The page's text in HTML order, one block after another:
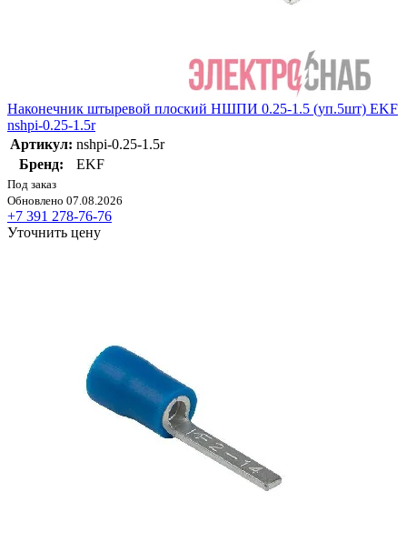
Наконечник штыревой плоский НШПИ 0.25-1.5 (уп.5шт) EKF
nshpi-0.25-1.5r
Артикул: nshpi-0.25-1.5r
Бренд:
EKF
Под заказ
Обновлено 07.08.2026
+7 391 278-76-76
Уточнить цену